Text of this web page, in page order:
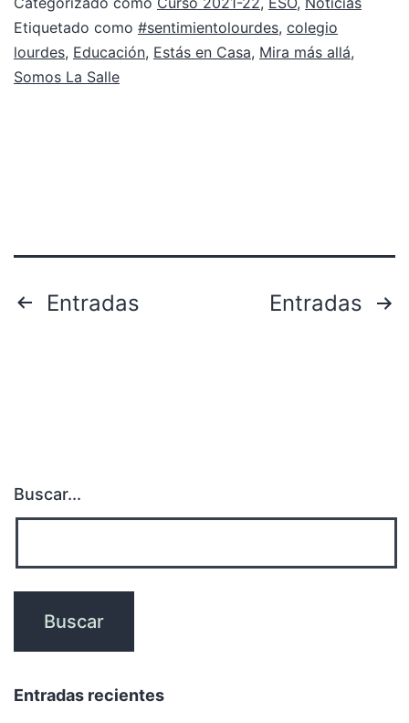
Etiquetado como #sentimientolourdes, colegio
lourdes, Educación, Estás en Casa, Mira más allá,
Somos La Salle
Paginación
Entradas Entradas
Buscar...
Entradas recientes